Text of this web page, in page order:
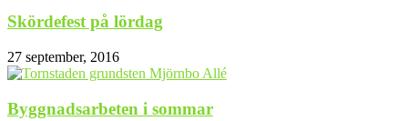
Skördefest på lördag
27 september, 2016
Byggnadsarbeten i sommar